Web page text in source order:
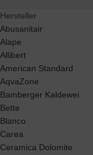
Hersteller
Abusanitair
Alape
Allibert
American Standard
AqvaZone
Bamberger Kaldewei
Bette
Blanco
Carea
Ceramica Dolomite